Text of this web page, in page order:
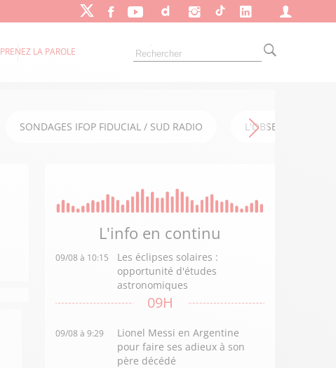
PRENEZ LA PAROLE
SONDAGES IFOP FIDUCIAL / SUD RADIO L'OBSERVATOIRE
L'info en continu
09/08 à 10:15
Les éclipses solaires :
opportunité d'études
astronomiques
09H
09/08 à 9:29
Lionel Messi en Argentine
pour faire ses adieux à son
père décédé